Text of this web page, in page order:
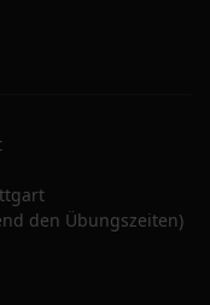
den Übungszeiten)